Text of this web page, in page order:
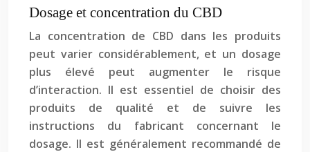
Dosage et concentration du CBD
La concentration de CBD dans les produits
peut varier considérablement, et un dosage
plus élevé peut augmenter le risque
d’interaction. Il est essentiel de choisir des
produits de qualité et de suivre les
instructions du fabricant concernant le
dosage. Il est généralement recommandé de